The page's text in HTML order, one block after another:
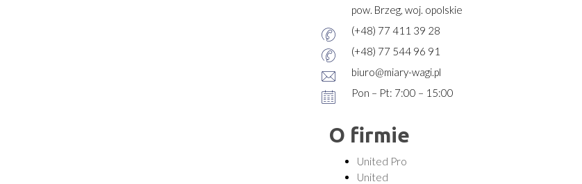
pow. Brzeg, woj. opolskie
(+48) 77 411 39 28
(+48) 77 544 96 91
biuro@miary-wagi.pl
Pon – Pt: 7:00 – 15:00
O firmie
United Pro
United